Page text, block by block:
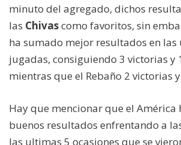
minuto del agregado, dichos
las Chivascomo favoritos, sin
ha sumado mejor resultados en las
jugadas, consiguiendo 3 victorias y
mientras que el Rebaño 2 victorias
Hay que mencionar que el América
buenos resultados enfrentando a
las ultimas 5 ocasiones que se